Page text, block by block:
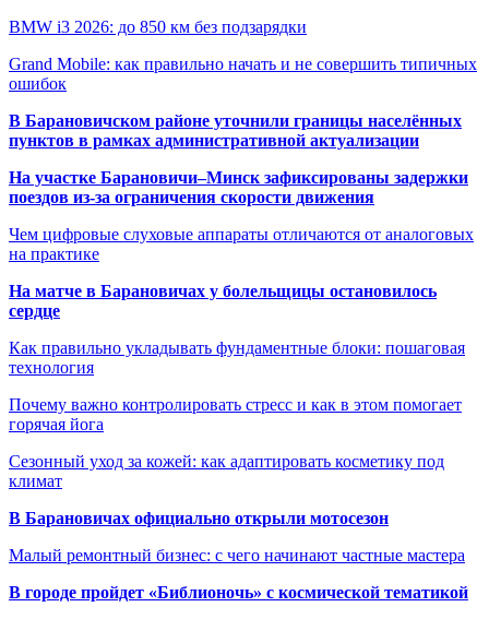
BMW i3 2026: до 850 км без подзарядки
Grand Mobile: как правильно начать и не совершить типичных
ошибок
В Барановичском районе уточнили границы населённых
пунктов в рамках административной актуализации
На участке Барановичи–Минск зафиксированы задержки
поездов из-за ограничения скорости движения
Чем цифровые слуховые аппараты отличаются от аналоговых
на практике
На матче в Барановичах у болельщицы остановилось
сердце
Как правильно укладывать фундаментные блоки: пошаговая
технология
Почему важно контролировать стресс и как в этом помогает
горячая йога
Сезонный уход за кожей: как адаптировать косметику под
климат
В Барановичах официально открыли мотосезон
Малый ремонтный бизнес: с чего начинают частные мастера
В городе пройдет «Библионочь» с космической тематикой